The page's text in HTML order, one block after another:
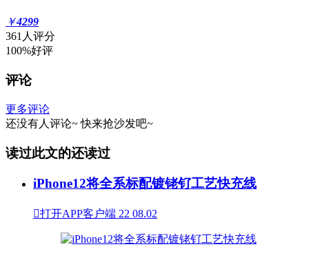
￥4299
361人评分
100%好评
评论
更多评论
还没有人评论~ 快来抢沙发吧~
读过此文的还读过
iPhone12将全系标配镀铑钌工艺快充线
打开APP客户端 22 08.02